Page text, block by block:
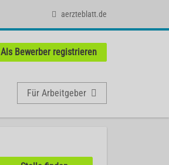
aerzteblatt.de
Als Bewerber registrieren
Für Arbeitgeber